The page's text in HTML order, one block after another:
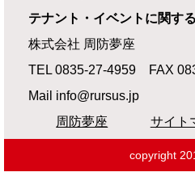
テナント・イベントに関す
株式会社 周防夢座
TEL 0835-27-4959 FAX
Mail info@rursus.jp
周防夢座
サイト
copyright